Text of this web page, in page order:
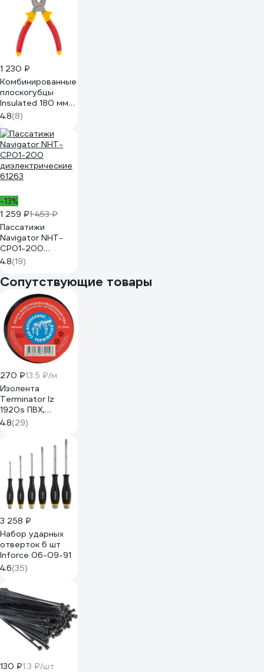
1 230 ₽
Комбинированные
плоскогубцы
Insulated 180 мм
MATRIX
PROFESSIONAL
16903
4.8(8)
-13%
1 259 ₽1 453 ₽
Пассатижи
Navigator NHT-
CP01-200
диэлектрические
61263
4.8(19)
Сопутствующие товары
270 ₽13.5 ₽/м
Изолента
Terminator Iz
1920s ПВХ,
черная,
автомобильная,
0.13 мм, 19 мм, 20
м 2000251
4.8(29)
3 258 ₽
Набор ударных
отверток 6 шт
Inforce 06-09-91
4.6(35)
130 ₽1.3 ₽/шт